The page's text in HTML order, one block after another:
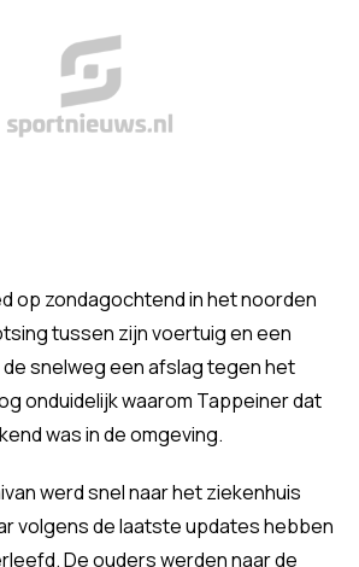
op zondagochtend in het noorden
tussen zijn voertuig en een
de snelweg een afslag tegen het
onduidelijk waarom Tappeiner dat
was in de omgeving.
werd snel naar het ziekenhuis
volgens de laatste updates hebben
De ouders werden naar de